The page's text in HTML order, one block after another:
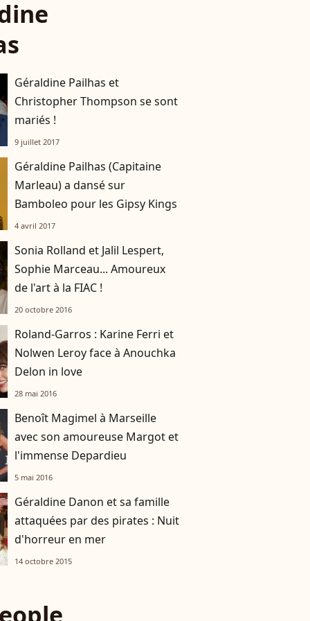
Géraldine Pailhas et
Christopher Thompson se sont
mariés !
9 juillet 2017
Géraldine Pailhas (Capitaine
Marleau) a dansé sur
Bamboleo pour les Gipsy Kings
4 avril 2017
Sonia Rolland et Jalil Lespert,
Sophie Marceau... Amoureux
de l'art à la FIAC !
20 octobre 2016
Roland-Garros : Karine Ferri et
Nolwen Leroy face à Anouchka
Delon in love
28 mai 2016
Benoît Magimel à Marseille
avec son amoureuse Margot et
l'immense Depardieu
5 mai 2016
Géraldine Danon et sa famille
attaquées par des pirates : Nuit
d'horreur en mer
14 octobre 2015